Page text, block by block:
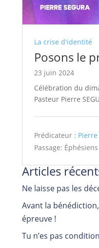
La crise d'identité
Posons le
23 juin 2024
Célébration du
Pasteur Pierre
Prédicateur : Pierre
Passage:
Articles
Ne laisse pas les
Avant la
épreuve !
Tu n’es pas